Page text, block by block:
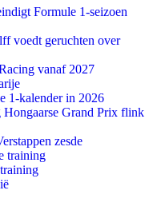
Formule 1-seizoen
voedt geruchten over
vanaf 2027
1-kalender in 2026
Hongaarse Grand Prix flink
zesde
training